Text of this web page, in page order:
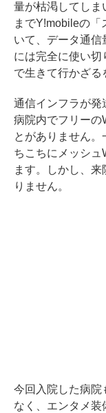
量が枯渇してしま
までY!mobileの「
いて、データ通信
には完全に使い切
で生きて行かざる
通信インフラが発
病院内でフリーの
とがありません
ちこちにメッシュ
ます。しかし、
りません。
今回入院した病院
なく、エンタメ装